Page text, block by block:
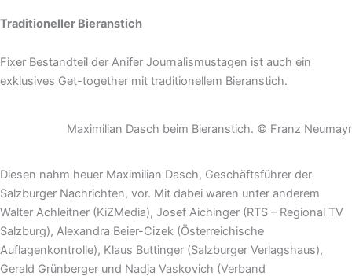
Traditioneller Bieranstich
Fixer Bestandteil der Anifer Journalismustagen ist auch ein
exklusives Get-together mit traditionellem Bieranstich.
Maximilian Dasch beim Bieranstich. © Franz Neumayr
Diesen nahm heuer Maximilian Dasch, Geschäftsführer der
Salzburger Nachrichten, vor. Mit dabei waren unter anderem
Walter Achleitner (KiZMedia), Josef Aichinger (RTS – Regional TV
Salzburg), Alexandra Beier-Cizek (Österreichische
Auflagenkontrolle), Klaus Buttinger (Salzburger Verlagshaus),
Gerald Grünberger und Nadja Vaskovich (Verband